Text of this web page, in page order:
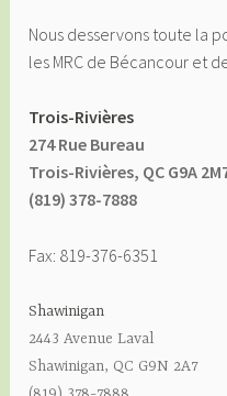
Nous desservons toute la
les MRC de Bécancour et
Trois-Rivières
274 Rue Bureau
Trois-Rivières, QC G9A
(819) 378-7888
Fax: 819-376-6351
Shawinigan
2443 Avenue Laval
Shawinigan, QC G9N 2A7